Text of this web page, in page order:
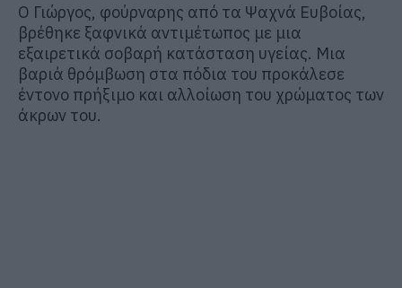
Ο Γιώργος, φούρναρης από τα Ψαχνά Ευβοίας,
βρέθηκε ξαφνικά αντιμέτωπος με μια
εξαιρετικά σοβαρή κατάσταση υγείας. Μια
βαριά θρόμβωση στα πόδια του προκάλεσε
έντονο πρήξιμο και αλλοίωση του χρώματος των
άκρων του.